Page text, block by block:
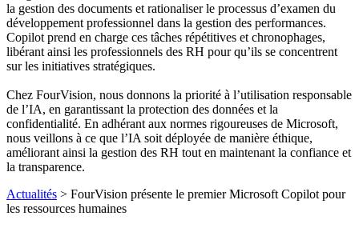
la gestion des documents et rationaliser le processus d’examen du
développement professionnel dans la gestion des performances.
Copilot prend en charge ces tâches répétitives et chronophages,
libérant ainsi les professionnels des RH pour qu’ils se concentrent
sur les initiatives stratégiques.
Chez FourVision, nous donnons la priorité à l’utilisation responsable
de l’IA, en garantissant la protection des données et la
confidentialité. En adhérant aux normes rigoureuses de Microsoft,
nous veillons à ce que l’IA soit déployée de manière éthique,
améliorant ainsi la gestion des RH tout en maintenant la confiance et
la transparence.
Actualités > FourVision présente le premier Microsoft Copilot pour
les ressources humaines